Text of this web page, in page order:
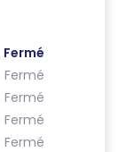
Fermé
Fermé
Fermé
Fermé
Fermé